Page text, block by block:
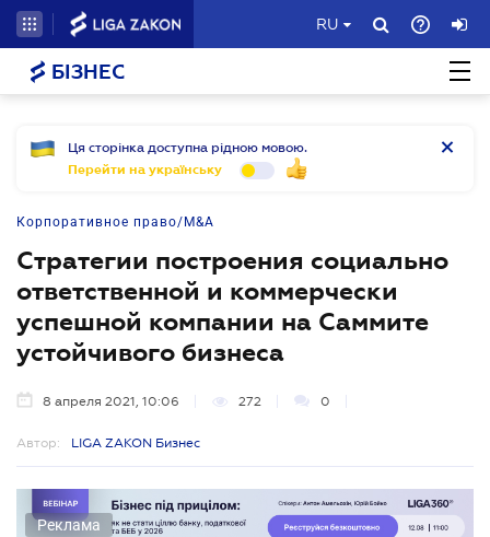
RU
БІЗНЕС
Ця сторінка доступна рідною мовою.
Перейти на українську
Корпоративное право/M&A
Стратегии построения социально
ответственной и коммерчески
успешной компании на Саммите
устойчивого бизнеса
8 апреля 2021, 10:06 272 0
Автор: LIGA ZAKON Бизнес
Реклама